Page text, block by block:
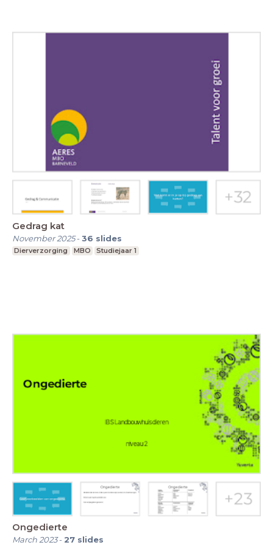
Gedrag kat
November 2025-36 slides
Dierverzorging MBO Studiejaar 1
Ongedierte
March 2023- 27 slides